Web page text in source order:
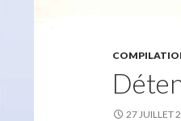
27 JUILLET